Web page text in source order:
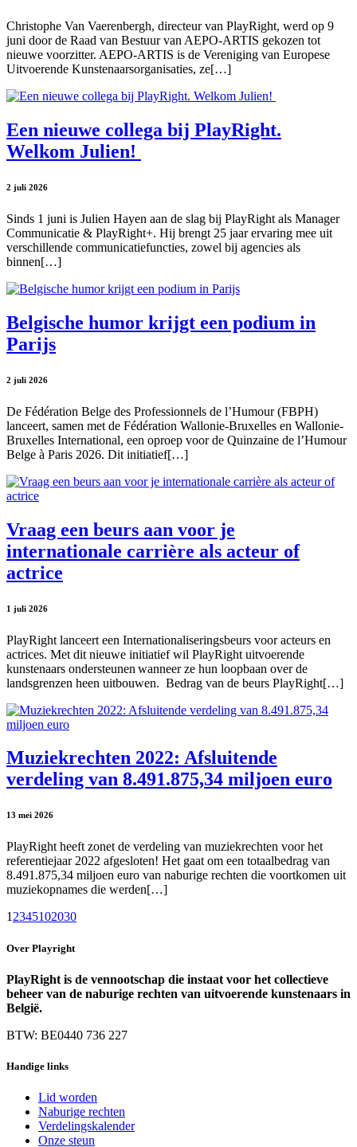
Christophe Van Vaerenbergh, directeur van PlayRight, werd op 9
juni door de Raad van Bestuur van AEPO-ARTIS gekozen tot
nieuwe voorzitter. AEPO-ARTIS is de Vereniging van Europese
Uitvoerende Kunstenaarsorganisaties, ze[…]
Een nieuwe collega bij PlayRight.
Welkom Julien!
2 juli 2026
Sinds 1 juni is Julien Hayen aan de slag bij PlayRight als Manager
Communicatie & PlayRight+. Hij brengt 25 jaar ervaring mee uit
verschillende communicatiefuncties, zowel bij agencies als
binnen[…]
Belgische humor krijgt een podium in
Parijs
2 juli 2026
De Fédération Belge des Professionnels de l’Humour (FBPH)
lanceert, samen met de Fédération Wallonie-Bruxelles en Wallonie-
Bruxelles International, een oproep voor de Quinzaine de l’Humour
Belge à Paris 2026. Dit initiatief[…]
Vraag een beurs aan voor je
internationale carrière als acteur of
actrice
1 juli 2026
PlayRight lanceert een Internationaliseringsbeurs voor acteurs en
actrices. Met dit nieuwe initiatief wil PlayRight uitvoerende
kunstenaars ondersteunen wanneer ze hun loopbaan over de
landsgrenzen heen uitbouwen. Bedrag van de beurs PlayRight[…]
Muziekrechten 2022: Afsluitende
verdeling van 8.491.875,34 miljoen euro
13 mei 2026
PlayRight heeft zonet de verdeling van muziekrechten voor het
referentiejaar 2022 afgesloten! Het gaat om een totaalbedrag van
8.491.875,34 miljoen euro van naburige rechten die voortkomen uit
muziekopnames die werden[…]
1 2345102030
Over Playright
PlayRight is de vennootschap die instaat voor het collectieve
beheer van de naburige rechten van uitvoerende kunstenaars in
België.
BTW: BE0440 736 227
Handige links
Lid worden
Naburige rechten
Verdelingskalender
Onze steun